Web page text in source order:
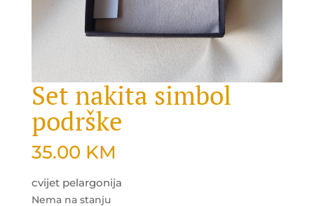
Set nakita simbol
podrške
35.00 KM
cvijet pelargonija
Nema na stanju